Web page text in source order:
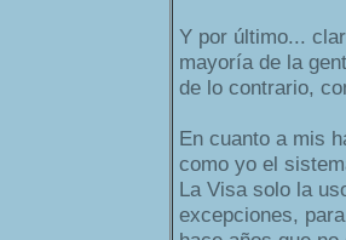
Y por último...
mayoría de la
de lo contrario,
En cuanto a mis
como yo el
La Visa solo la
excepciones,